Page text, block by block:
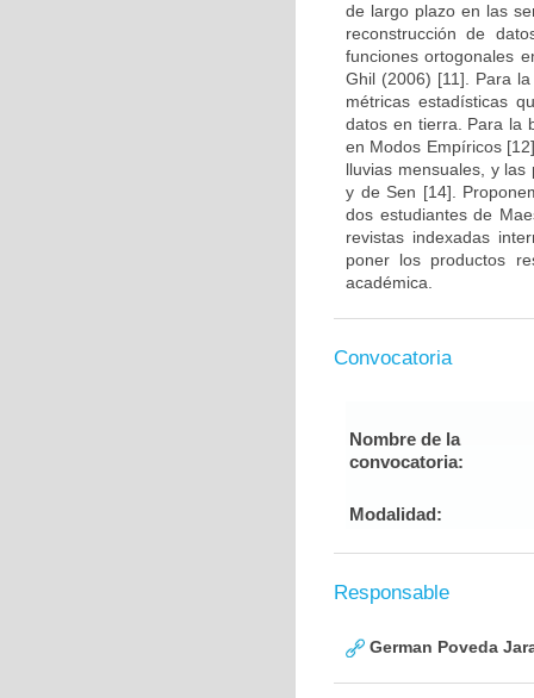
de largo plazo en las
reconstrucción de
funciones ortogonales
Ghil (2006) [11]. Para
métricas estadísticas
datos en tierra. Para la
en Modos Empíricos
lluvias mensuales, y
y de Sen [14].
dos estudiantes de
revistas indexadas
poner los productos
académica.
Convocatoria
Nombre de la
convocatoria:
Modalidad:
Responsable
German Poveda